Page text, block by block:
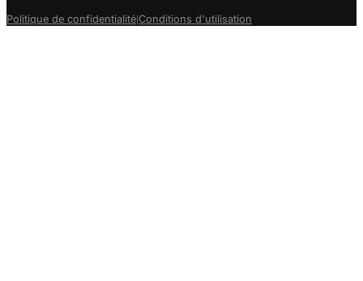
Politique de confidentialité Conditions d'utilisation